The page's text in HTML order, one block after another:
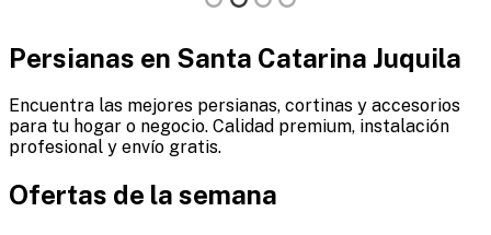
Persianas en Santa Catarina Juquila
Encuentra las mejores persianas, cortinas y accesorios
para tu hogar o negocio. Calidad premium, instalación
profesional y envío gratis.
Ofertas de la semana